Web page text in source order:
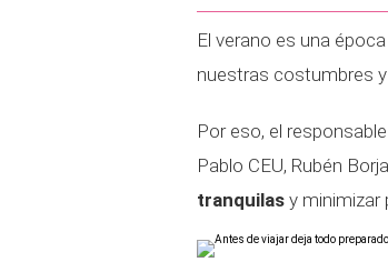
El verano es una
nuestras costumbres y
Por eso, el
Pablo CEU, Rubén
tranquilas y minimizar